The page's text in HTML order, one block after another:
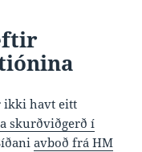
ikki havt eitt
skurðviðgerð í
avboð frá HM